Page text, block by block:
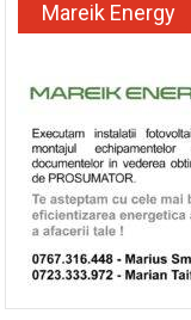
Mareik Energy